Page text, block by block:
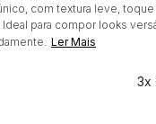
com textura leve,
para compor looks
Ler Mais
3x